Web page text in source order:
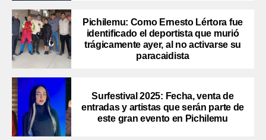
Pichilemu: Como Ernesto Lértora fue
identificado el deportista que murió
trágicamente ayer, al no activarse su
paracaidista
Surfestival 2025: Fecha, venta de
entradas y artistas que serán parte de
este gran evento en Pichilemu